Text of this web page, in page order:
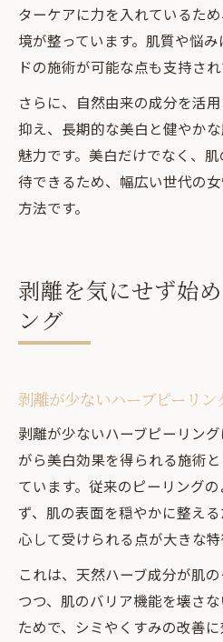
ターケアに力を入れているた
境が整っています。肌質や悩
ドの施術が可能な点も支持され
さらに、自然由来の成分を活
抑え、長期的な美白と健やか
魅力です。美白だけでなく、
待できるため、幅広い世代の
方法です。
剥離を気にせず始
ング
剥離が少ないハーブピーリ
剥離が少ないハーブピーリン
がら美白効果を得られる施術
ています。従来のピーリング
ず、肌の表面を穏やかに整え
心して受けられる点が大きな特
これは、天然ハーブ成分が肌
つつ、肌のバリア機能を壊さ
ためで、シミやくすみの改善